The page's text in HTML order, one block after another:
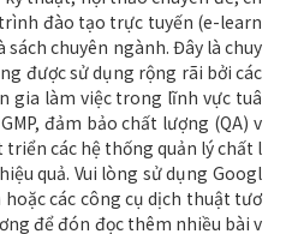
đào tạo trực tuyến (e-learn
sách chuyên ngành. Đây là chuy
được sử dụng rộng rãi bởi các
gia làm việc trong lĩnh vực tuâ
đảm bảo chất lượng (QA) v
triển các hệ thống quản lý chất l
quả. Vui lòng sử dụng Googl
hoặc các công cụ dịch thuật tươ
để đón đọc thêm nhiều bài v